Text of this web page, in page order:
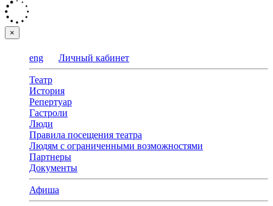
×
eng Личный кабинет
Театр
История
Репертуар
Гастроли
Люди
Правила посещения театра
Людям с ограниченными возможностями
Партнеры
Документы
Афиша